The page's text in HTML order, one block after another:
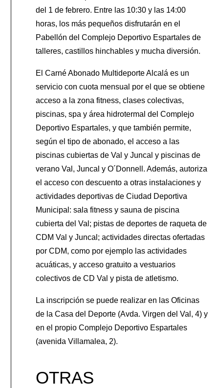
del 1 de febrero. Entre las 10:30 y las 14:00
horas, los más pequeños disfrutarán en el
Pabellón del Complejo Deportivo Espartales de
talleres, castillos hinchables y mucha diversión.
El Carné Abonado Multideporte Alcalá es un
servicio con cuota mensual por el que se obtiene
acceso a la zona fitness, clases colectivas,
piscinas, spa y área hidrotermal del Complejo
Deportivo Espartales, y que también permite,
según el tipo de abonado, el acceso a las
piscinas cubiertas de Val y Juncal y piscinas de
verano Val, Juncal y O´Donnell. Además, autoriza
el acceso con descuento a otras instalaciones y
actividades deportivas de Ciudad Deportiva
Municipal: sala fitness y sauna de piscina
cubierta del Val; pistas de deportes de raqueta de
CDM Val y Juncal; actividades directas ofertadas
por CDM, como por ejemplo las actividades
acuáticas, y acceso gratuito a vestuarios
colectivos de CD Val y pista de atletismo.
La inscripción se puede realizar en las Oficinas
de la Casa del Deporte (Avda. Virgen del Val, 4) y
en el propio Complejo Deportivo Espartales
(avenida Villamalea, 2).
OTRAS